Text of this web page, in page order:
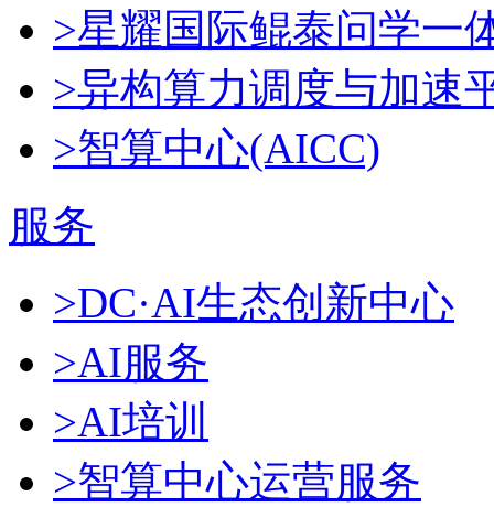
>星耀国际鲲泰问学一
>异构算力调度与加速
>智算中心(AICC)
服务
>DC·AI生态创新中心
>AI服务
>AI培训
>智算中心运营服务